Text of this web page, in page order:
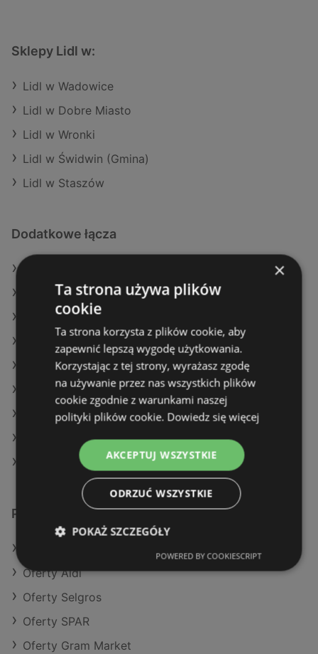
Sklepy Lidl w:
Lidl w Wadowice
Lidl w Dobre Miasto
Lidl w Wronki
Lidl w Świdwin (Gmina)
Lidl w Staszów
Dodatkowe łącza
Oferty Aldi
Oferty Stokrotka
Aktualne gazetki Selgros
Aktualne gazetki Delikatesy Centrum
Aktualne gazetki Stokrotka
Aktualne gazetki Aldi
Aktualne gazetki Netto
Sklepy Lidl w Międzyzdroje
Podobne sklepy detaliczne
Oferty Aldi
Oferty Selgros
Oferty SPAR
Oferty Gram Market
×
Ta strona używa plików
cookie
Ta strona korzysta z plików cookie, aby
zapewnić lepszą wygodę użytkowania.
Korzystając z tej strony, wyrażasz zgodę
na używanie przez nas wszystkich plików
cookie zgodnie z warunkami naszej
polityki plików cookie. Dowiedz się więcej
AKCEPTUJ WSZYSTKIE
ODRZUĆ WSZYSTKIE
POKAŻ SZCZEGÓŁY
POWERED BY COOKIESCRIPT